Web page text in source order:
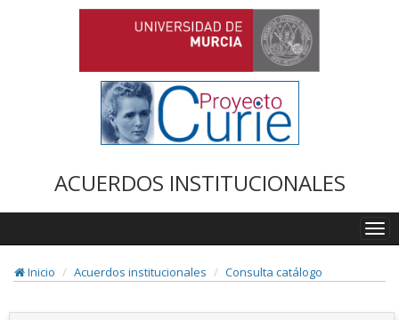
ACUERDOS INSTITUCIONALES
Inicio
Acuerdos institucionales Consulta catálogo